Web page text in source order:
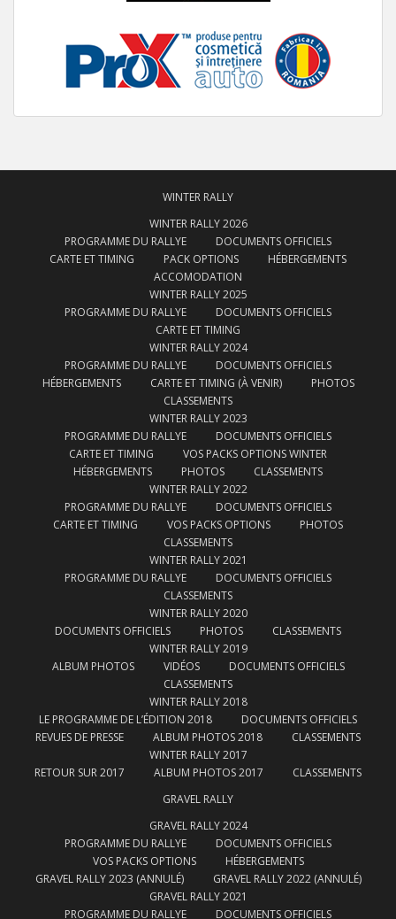
WINTER RALLY
WINTER RALLY 2026
PROGRAMME DU RALLYE
DOCUMENTS OFFICIELS
CARTE ET TIMING
PACK OPTIONS
HÉBERGEMENTS
ACCOMODATION
WINTER RALLY 2025
PROGRAMME DU RALLYE
DOCUMENTS OFFICIELS
CARTE ET TIMING
WINTER RALLY 2024
PROGRAMME DU RALLYE
DOCUMENTS OFFICIELS
HÉBERGEMENTS
CARTE ET TIMING (À VENIR)
PHOTOS
CLASSEMENTS
WINTER RALLY 2023
PROGRAMME DU RALLYE
DOCUMENTS OFFICIELS
CARTE ET TIMING
VOS PACKS OPTIONS WINTER
HÉBERGEMENTS
PHOTOS
CLASSEMENTS
WINTER RALLY 2022
PROGRAMME DU RALLYE
DOCUMENTS OFFICIELS
CARTE ET TIMING
VOS PACKS OPTIONS
PHOTOS
CLASSEMENTS
WINTER RALLY 2021
PROGRAMME DU RALLYE
DOCUMENTS OFFICIELS
CLASSEMENTS
WINTER RALLY 2020
DOCUMENTS OFFICIELS
PHOTOS
CLASSEMENTS
WINTER RALLY 2019
ALBUM PHOTOS
VIDÉOS
DOCUMENTS OFFICIELS
CLASSEMENTS
WINTER RALLY 2018
LE PROGRAMME DE L’ÉDITION 2018
DOCUMENTS OFFICIELS
REVUES DE PRESSE
ALBUM PHOTOS 2018
CLASSEMENTS
WINTER RALLY 2017
RETOUR SUR 2017
ALBUM PHOTOS 2017
CLASSEMENTS
GRAVEL RALLY
GRAVEL RALLY 2024
PROGRAMME DU RALLYE
DOCUMENTS OFFICIELS
VOS PACKS OPTIONS
HÉBERGEMENTS
GRAVEL RALLY 2023 (ANNULÉ)
GRAVEL RALLY 2022 (ANNULÉ)
GRAVEL RALLY 2021
PROGRAMME DU RALLYE
DOCUMENTS OFFICIELS